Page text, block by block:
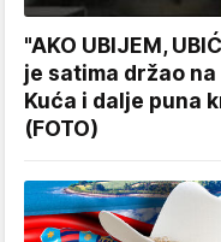
"AKO UBIJEM,
je satima držao
Kuća i dalje puna
(FOTO)